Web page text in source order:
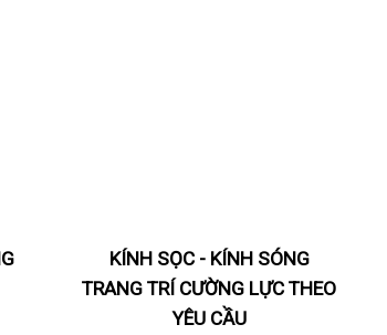
KÍNH SỌC - KÍNH SÓNG
TRANG TRÍ CƯỜNG LỰC THEO
YÊU CẦU